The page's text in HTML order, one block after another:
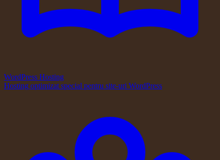
WordPress Hosting
Hosting optimizat special pentru site-uri WordPress